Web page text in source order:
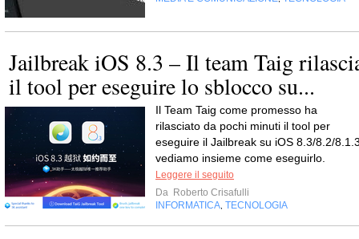
Jailbreak iOS 8.3 – Il team Taig
il tool per eseguire lo sblocco su...
Il Team Taig come promesso ha
rilasciato da pochi minuti il tool per
eseguire il Jailbreak su iOS 8.3/8.2/
vediamo insieme come eseguirlo.
Leggere il seguito
Da Roberto Crisafulli
INFORMATICA TECNOLOGIA